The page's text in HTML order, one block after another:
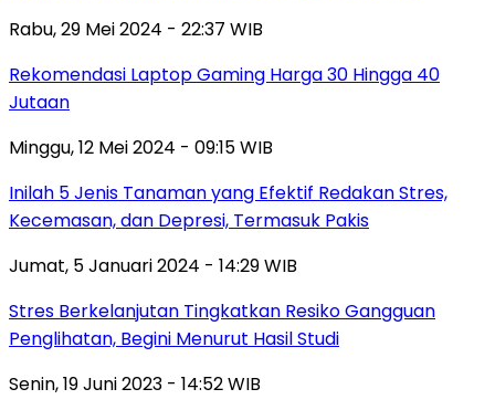
Rabu, 29 Mei 2024 - 22:37 WIB
Rekomendasi Laptop Gaming Harga 30 Hingga 40
Jutaan
Minggu, 12 Mei 2024 - 09:15 WIB
Inilah 5 Jenis Tanaman yang Efektif Redakan Stres,
Kecemasan, dan Depresi, Termasuk Pakis
Jumat, 5 Januari 2024 - 14:29 WIB
Stres Berkelanjutan Tingkatkan Resiko Gangguan
Penglihatan, Begini Menurut Hasil Studi
Senin, 19 Juni 2023 - 14:52 WIB